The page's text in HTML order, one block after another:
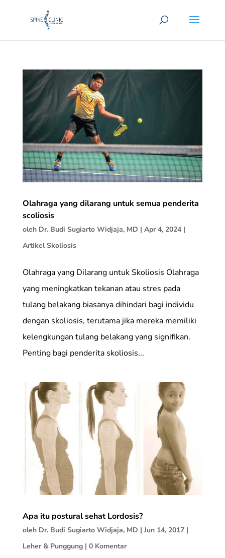
Olahraga yang dilarang untuk semua penderita
scoliosis
oleh Dr. Budi Sugiarto Widjaja, MD | Apr 4, 2024|
Artikel Skoliosis
Olahraga yang Dilarang untuk Skoliosis Olahraga
yang meningkatkan tekanan atau stres pada
tulang belakang biasanya dihindari bagi individu
dengan skoliosis, terutama jika mereka memiliki
kelengkungan tulang belakang yang signifikan.
Penting bagi penderita skoliosis...
Apa itu postural sehat Lordosis?
oleh Dr. Budi Sugiarto Widjaja, MD | Jun 14, 2017|
Leher & Punggung| 0 Komentar